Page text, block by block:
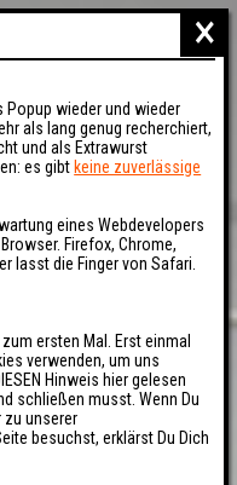
×
Popup wieder und wieder
als lang genug recherchiert,
und als Extrawurst
es gibt keine zuverlässige
eines Webdevelopers
Firefox, Chrome,
lasst die Finger von Safari.
ersten Mal. Erst einmal
verwenden, um uns
Hinweis hier gelesen
schließen musst. Wenn Du
zu unserer
besuchst, erklärst Du Dich